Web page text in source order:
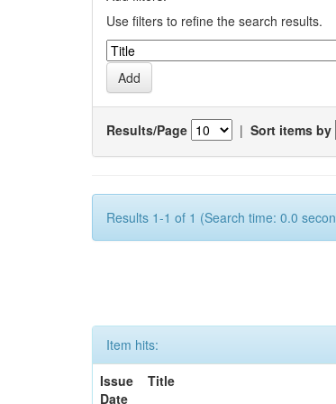
Use filters to refine the search results.
Results/Page | Sort items by
Results 1-1 of 1 (Search time: 0.0
Item hits:
Issue
Date
Title